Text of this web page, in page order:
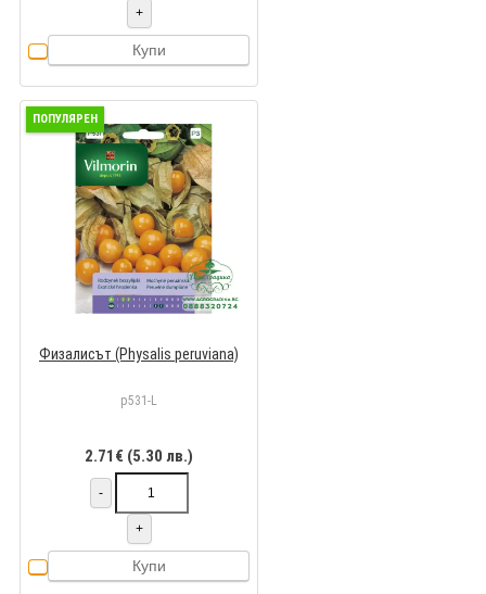
+
Купи
ПОПУЛЯРЕН
Физалисът (Physalis peruviana)
p531-L
2.71€ (5.30 лв.)
-
+
Купи